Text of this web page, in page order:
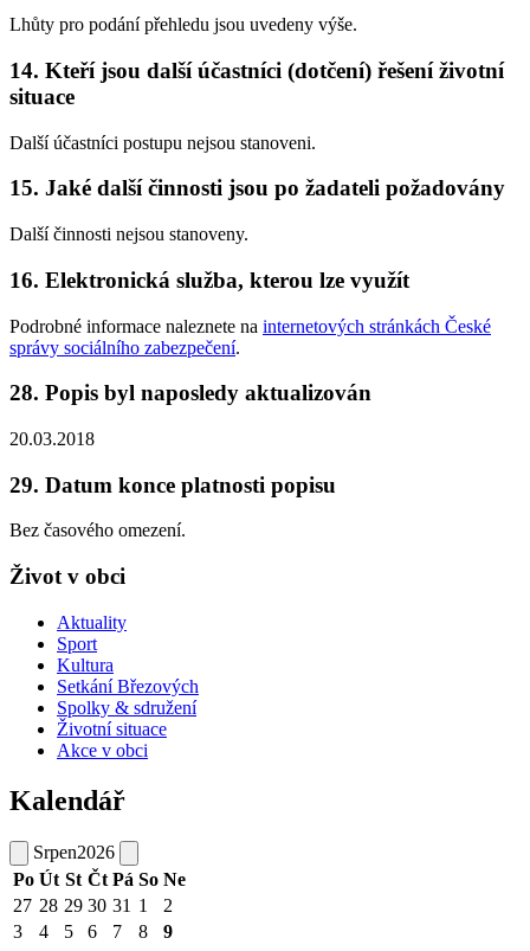
Lhůty pro podání přehledu jsou uvedeny výše.
14. Kteří jsou další účastníci (dotčení) řešení životní
situace
Další účastníci postupu nejsou stanoveni.
15. Jaké další činnosti jsou po žadateli požadovány
Další činnosti nejsou stanoveny.
16. Elektronická služba, kterou lze využít
Podrobné informace naleznete na internetových stránkách České
správy sociálního zabezpečení.
28. Popis byl naposledy aktualizován
20.03.2018
29. Datum konce platnosti popisu
Bez časového omezení.
Život v obci
Aktuality
Sport
Kultura
Setkání Březových
Spolky & sdružení
Životní situace
Akce v obci
Kalendář
Srpen2026
Po Út St Čt Pá So Ne
27 28 29 30 31 1
2
3
4 5 6 7 8
9